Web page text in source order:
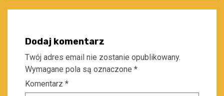
Dodaj komentarz
Twój adres email nie zostanie opublikowany.
Wymagane pola są oznaczone *
Komentarz *